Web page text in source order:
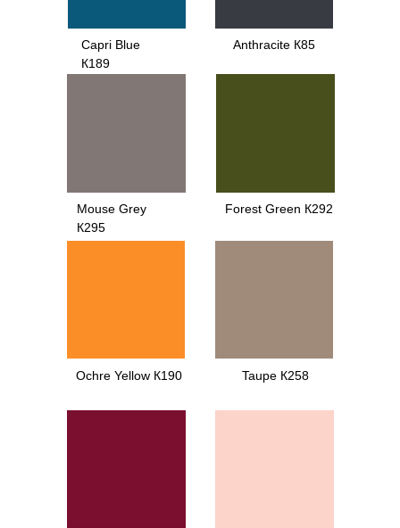
Ochre Yellow К190 Taupe К258
Capri Blue
К189
Anthracite К85
Mouse Grey
К295
Forest Green К292